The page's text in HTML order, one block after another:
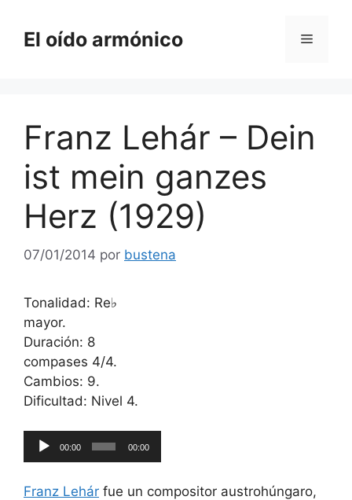
contenido
El oído armónico Menú
Franz Lehár – Dein
ist mein ganzes
Herz (1929)
07/01/2014 por bustena
Tonalidad: Re♭
mayor.
Duración: 8
compases 4/4.
Cambios: 9.
Dificultad: Nivel 4.
Reproductor
de
00:00 00:00
Franz Lehár fue un compositor austrohúngaro,